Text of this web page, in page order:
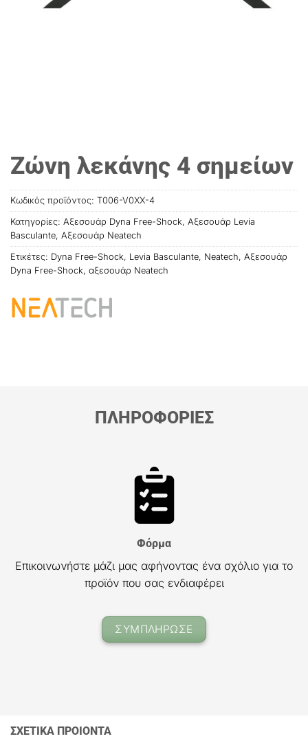
Ζώνη λεκάνης 4 σημείων
Κωδικός προϊόντος: T006-V0XX-4
Κατηγορίες: Αξεσουάρ Dyna Free-Shock, Αξεσουάρ Levia
Basculante, Αξεσουάρ Neatech
Ετικέτες: Dyna Free-Shock, Levia Basculante, Neatech, Αξεσουάρ
Dyna Free-Shock, αξεσουάρ Neatech
ΠΛΗΡΟΦΟΡΙΕΣ
Φόρμα
Επικοινωνήστε μάζι μας αφήνοντας ένα σχόλιο για το
προϊόν που σας ενδιαφέρει
ΣΥΜΠΛΗΡΩΣΕ
ΣΧΕΤΙΚΑ ΠΡΟΙΟΝΤΑ